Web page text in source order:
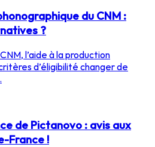
du CNM :
?
l’aide à la production
d’éligibilité changer de
de Pictanovo : avis aux
France !